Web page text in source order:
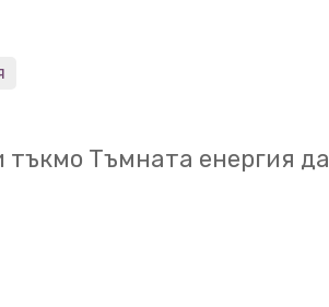
тъкмо Тъмната енергия да